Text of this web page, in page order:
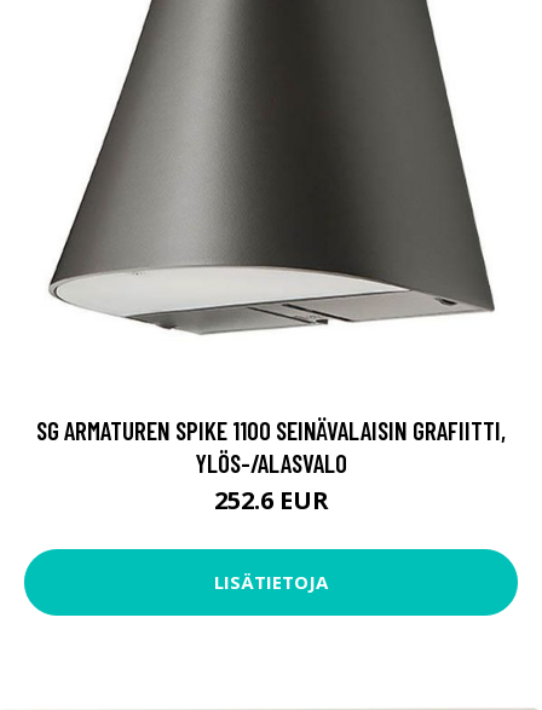
SG ARMATUREN SPIKE 1100 SEINÄVALAISIN GRAFIITTI,
YLÖS-/ALASVALO
252.6 EUR
LISÄTIETOJA